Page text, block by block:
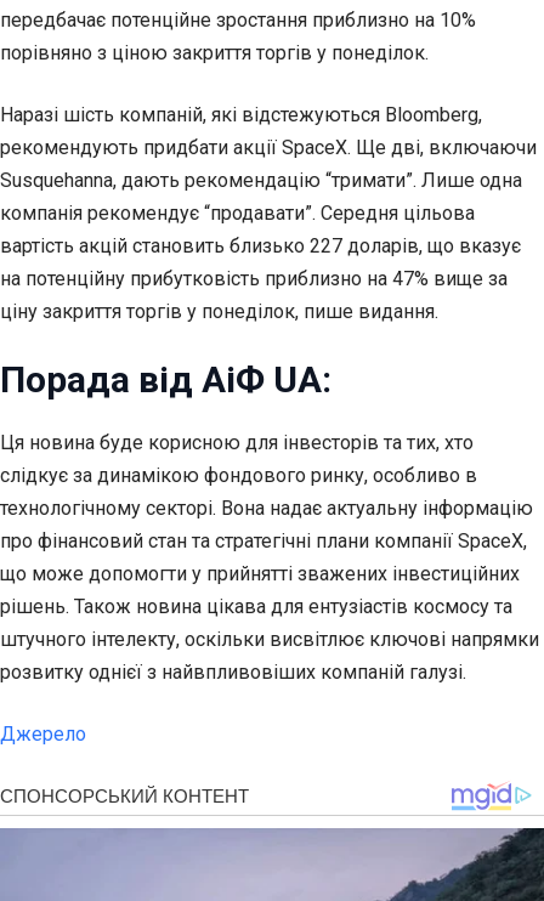
передбачає потенційне зростання приблизно на 10%
порівняно з ціною закриття торгів у понеділок.
Наразі шість компаній, які відстежуються Bloomberg,
рекомендують придбати акції SpaceX. Ще дві, включаючи
Susquehanna, дають рекомендацію “тримати”. Лише одна
компанія рекомендує “продавати”. Середня цільова
вартість акцій становить близько 227 доларів, що вказує
на потенційну прибутковість приблизно на 47% вище за
ціну закриття торгів у понеділок, пише видання.
Порада від АіФ UA:
Ця новина буде корисною для інвесторів та тих, хто
слідкує за динамікою фондового ринку, особливо в
технологічному секторі. Вона надає актуальну інформацію
про фінансовий стан та стратегічні плани компанії SpaceX,
що може допомогти у прийнятті зважених інвестиційних
рішень. Також новина цікава для ентузіастів космосу та
штучного інтелекту, оскільки висвітлює ключові напрямки
розвитку однієї з найвпливовіших компаній галузі.
Джерело